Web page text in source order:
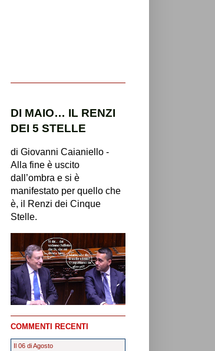
DI MAIO… IL RENZI
DEI 5 STELLE
di Giovanni Caianiello -
Alla fine è uscito
dall’ombra e si è
manifestato per quello che
è, il Renzi dei Cinque
Stelle.
COMMENTI RECENTI
Il 06 di Agosto